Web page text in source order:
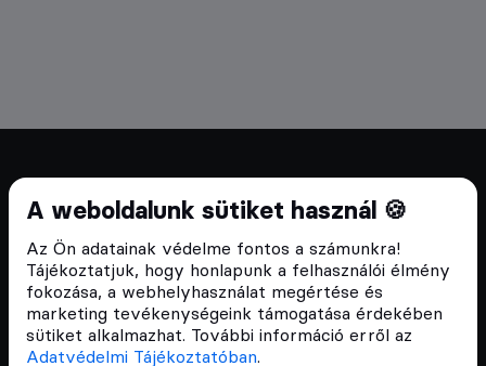
A weboldalunk sütiket használ 🍪
Az Ön adatainak védelme fontos a számunkra!
Tájékoztatjuk, hogy honlapunk a felhasználói élmény
fokozása, a webhelyhasználat megértése és
marketing tevékenységeink támogatása érdekében
sütiket alkalmazhat. További információ erről az
Adatvédelmi Tájékoztatóban.
Cryptofalka 2018 óta
Szívünkön viseljük a blokklánc technológia
népszerűsítését Magyarországon, ezért 2018 óta a
Cryptofalka célja, hogy biztosítsa a hazai közösség
és vállalatok digitális oktatását és fejlődését.